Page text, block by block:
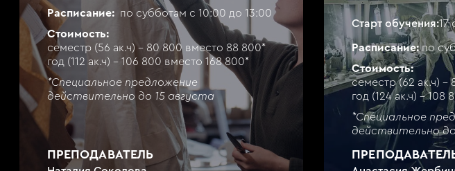
Расписание:по субботам с 10:00 до 13:00
Стоимость:
семестр (56 ак.ч) - 80 800 вместо 88 800*
год (112 ак.ч) - 106 800 вместо 168 800*
*Специальное предложение
действительно до 15 августа
ПРЕПОДАВАТЕЛЬ
Старт обучения:17
Расписание:по
Стоимость:
семестр (62 ак.ч) -
год (124 ак.ч) - 108
*Специальное
действительно